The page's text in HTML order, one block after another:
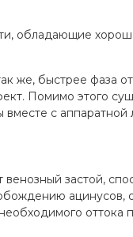
обладающие
же, быстрее фаза
Помимо этого
с
застой,
оттока